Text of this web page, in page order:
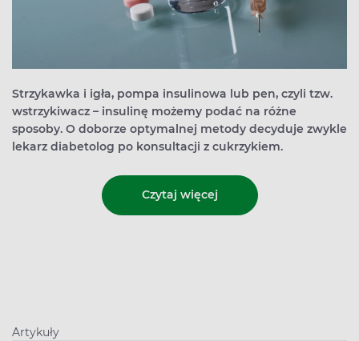
Strzykawka i igła, pompa insulinowa lub pen, czyli tzw.
wstrzykiwacz – insulinę możemy podać na różne
sposoby. O doborze optymalnej metody decyduje zwykle
lekarz diabetolog po konsultacji z cukrzykiem.
Czytaj więcej
Artykuły